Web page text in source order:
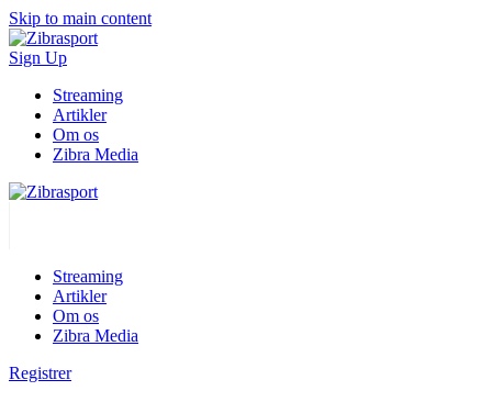
Skip to main content
Sign Up
Streaming
Artikler
Om os
Zibra Media
Streaming
Artikler
Om os
Zibra Media
Registrer